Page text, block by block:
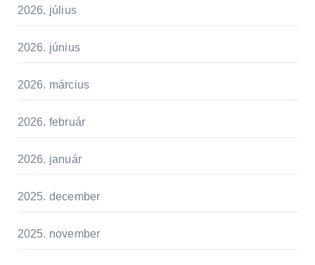
2026. július
2026. június
2026. március
2026. február
2026. január
2025. december
2025. november